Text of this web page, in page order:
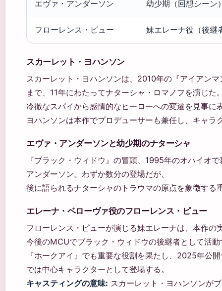
エヴァ・アンダーソン 幼少期（回想シーン
フローレンス・ピュー 妹エレーナ役（後継
スカーレット・ヨハンソン
スカーレット・ヨハンソンは、2010年の『アイアン
まで、11年にわたってナターシャ・ロマノフを演じた
冷徹なスパイから感情的なヒーローへの変遷を見事に
ヨハンソンは本作でプロデューサーも兼任し、キャラ
エヴァ・アンダーソンと幼少期のナターシャ
『ブラック・ウィドウ』の冒頭、1995年のオハイオ
アンダーソン。わずか数分の登場だが、
後に語られるナターシャのトラウマの原点を象徴する
エレーナ・ベローヴァ役のフローレンス・ピュー
フローレンス・ピューが演じる妹エレーナは、本作の
今後のMCUでブラック・ウィドウの後継者として活
『ホークアイ』でも重要な役割を果たし、2025年公
では中心キャラクターとして登場する。
キャスティングの意味: スカーレット・ヨハンソンが